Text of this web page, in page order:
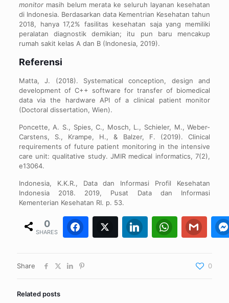
monitormasih belum merata ke seluruh layanan kesehatan
di Indonesia. Berdasarkan data Kementrian Kesehatan tahun
2018, hanya 17,2% fasilitas kesehatan saja yang memiliki
peralatan diagnostik demikian; itu pun baru mencakup
rumah sakit kelas A dan B (Indonesia, 2019).
Referensi
Matta, J. (2018). Systematical conception, design and
development of C++ software for transfer of biomedical
data via the hardware API of a clinical patient monitor
(Doctoral dissertation, Wien).
Poncette, A. S., Spies, C., Mosch, L., Schieler, M., Weber-
Carstens, S., Krampe, H., & Balzer, F. (2019). Clinical
requirements of future patient monitoring in the intensive
care unit: qualitative study. JMIR medical informatics, 7(2),
e13064.
Indonesia, K.K.R., Data dan Informasi Profil Kesehatan
Indonesia 2018. 2019, Pusat Data dan Informasi
Kementerian Kesehatan RI. p. 53.
0
SHARES
Facebook 0
Twitter LinkedIn WhatsApp 0
Gmail
Share 0
Related posts